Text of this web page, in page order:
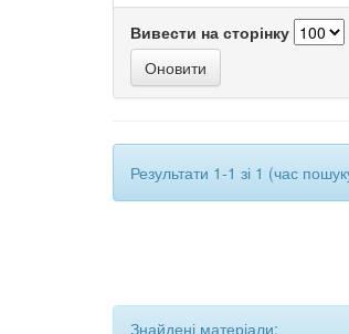
Вивести на сторінку
Результати 1-1 зі 1 (час
Знайдені матеріали: